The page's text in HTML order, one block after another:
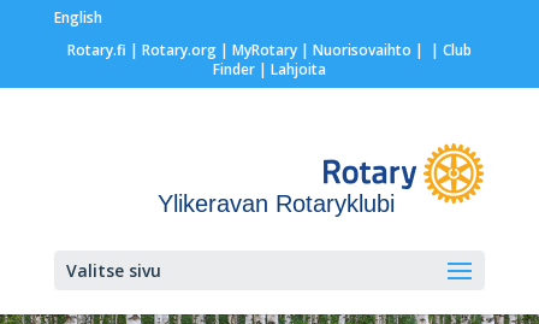
English
Rotary.fi | Rotary.org| MyRotary | Nuorisovaihto | | Club
Finder| Lahjoita
Ylikeravan Rotaryklubi
Valitse sivu